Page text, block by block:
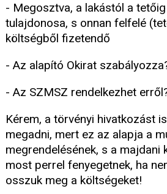
- Megosztva, a lakástól a
tulajdonosa, s onnan felfelé
költségből fizetendő
- Az alapító Okirat
- Az SZMSZ rendelkezhet
Kérem, a törvényi hivatkozást
megadni, mert ez az alapja a
megrendelésének, s a majdani
most perrel fenyegetnek, ha
osszuk meg a költségeket!